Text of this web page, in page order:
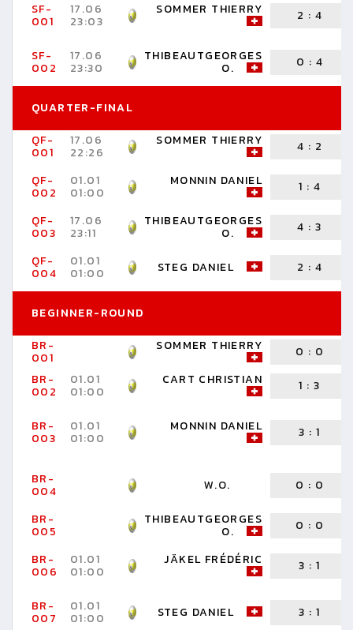
SF-
001
17.06
23:03
SOMMER THIERRY 2 : 4
SF-
002
17.06
23:30
THIBEAUTGEORGES
O. 0 : 4
QUARTER-FINAL
QF-
001
17.06
22:26
SOMMER THIERRY 4 : 2
QF-
002
01.01
01:00
MONNIN DANIEL 1 : 4
QF-
003
17.06
23:11
THIBEAUTGEORGES
O. 4 :3
QF-
004
01.01
01:00 STEG DANIEL 2 : 4
BEGINNER-ROUND
BR-
001
SOMMER THIERRY 0 : 0
BR-
002
01.01
01:00
CART CHRISTIAN 1 :3
BR-
003
01.01
01:00
MONNIN DANIEL 3 :1
BR-
004 W.O. 0 : 0
BR-
005
THIBEAUTGEORGES
O. 0 : 0
BR-
006
01.01
01:00
JÄKEL FRÉDÉRIC 3 :1
BR-
007
01.01
01:00 STEG DANIEL 3 :1